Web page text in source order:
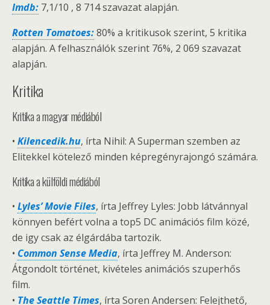
Imdb: 7,1/10 , 8 714 szavazat alapján.
Rotten Tomatoes:80% a kritikusok szerint, 5 kritika
alapján. A felhasználók szerint 76%, 2 069 szavazat
alapján.
Kritika
Kritika a magyar médiából
• Kilencedik.hu, írta Nihil: A Superman szemben az
Elitekkel kötelező minden képregényrajongó számára.
Kritika a külföldi médiából
• Lyles’ Movie Files, írta Jeffrey Lyles: Jobb látvánnyal
könnyen befért volna a top5 DC animációs film közé,
de igy csak az élgárdába tartozik.
• Common Sense Media, írta Jeffrey M. Anderson:
Átgondolt történet, kivételes animációs szuperhős
film.
• The Seattle Times, írta Soren Andersen: Felejthető,